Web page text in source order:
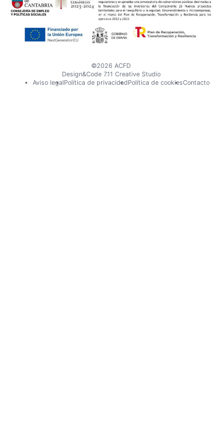
en
X
en
Instagram
©2026 ACFD
Design&Code 7.11 Creative Studio
Pie
Aviso legalPolítica de privacidadPolítica de cookiesContacto